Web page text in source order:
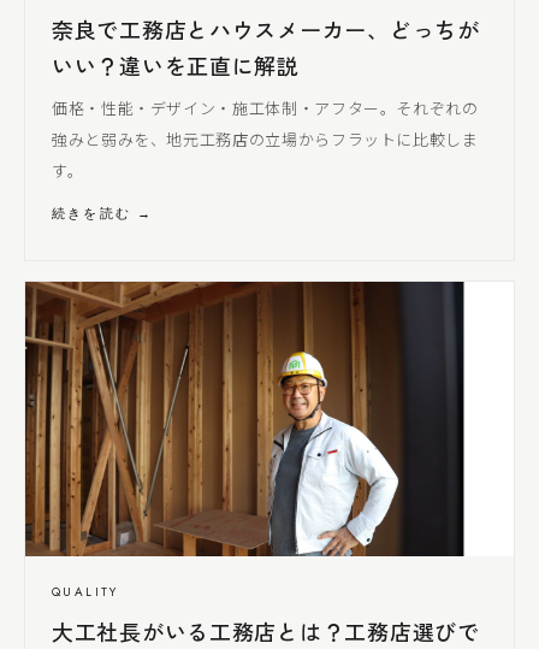
奈良で工務店とハウスメーカー、どっちが
いい？違いを正直に解説
価格・性能・デザイン・施工体制・アフター。それぞれの
強みと弱みを、地元工務店の立場からフラットに比較しま
す。
続きを読む →
QUALITY
大工社長がいる工務店とは？工務店選びで